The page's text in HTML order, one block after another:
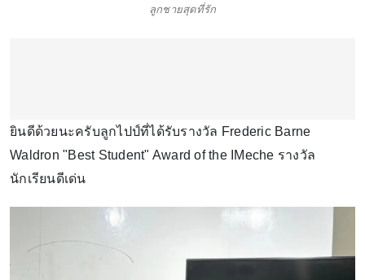
ลูกชายสุดที่รัก
ยินดีด้วยนะครับลูกไปป์ที่ได้รับรางวัล Frederic Barne
Waldron "Best Student" Award of the IMeche รางวัล
นักเรียนดีเด่น